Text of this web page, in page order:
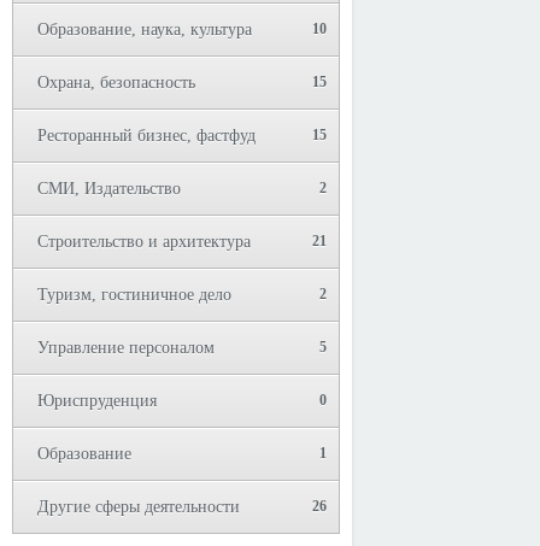
Образование, наука, культура 10
Охрана, безопасность 15
Ресторанный бизнес, фастфуд 15
СМИ, Издательство 2
Строительство и архитектура 21
Туризм, гостиничное дело 2
Управление персоналом 5
Юриспруденция 0
Образование 1
Другие сферы деятельности 26